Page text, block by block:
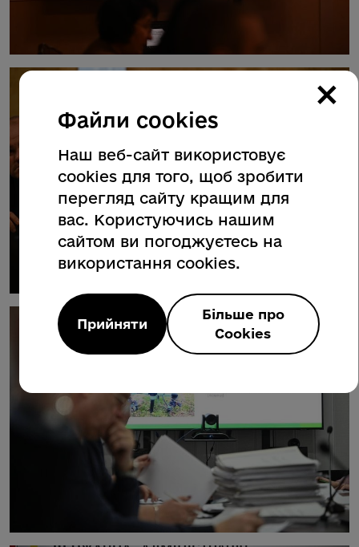
×
Файли cookies
Наш веб-сайт використовує
cookies для того, щоб зробити
перегляд сайту кращим для
вас. Користуючись нашим
сайтом ви погоджуєтесь на
використання cookies.
Прийняти
Більше про
Cookies